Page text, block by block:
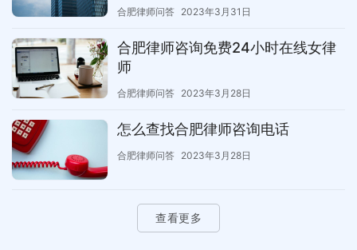
合肥律师问答 2023年3月31日
合肥律师咨询免费24小时在线女律
师
合肥律师问答 2023年3月28日
怎么查找合肥律师咨询电话
合肥律师问答 2023年3月28日
查看更多